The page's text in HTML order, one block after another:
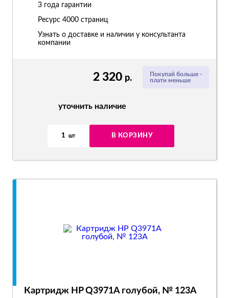
Покупай больше -
плати меньше
2 320 р.
уточнить наличие
1 шт В КОРЗИНУ
3 года гарантии
Ресурс 4000 страниц
Узнать о доставке и наличии у консультанта
компании
Картридж HP Q3971A голубой, № 123A